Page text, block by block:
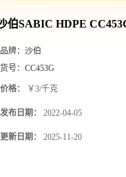
沙伯SABIC HDPE CC453G
品牌：沙伯